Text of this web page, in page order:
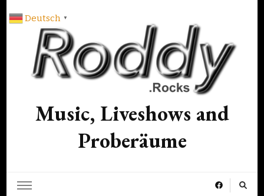
Music, Liveshows and
Proberäume
Deutsch ▼